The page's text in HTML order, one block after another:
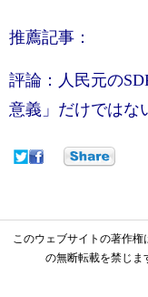
推薦記事：
評論：人民元の
意義」だけではな
このウェブサイトの著作
の無断転載を禁じま